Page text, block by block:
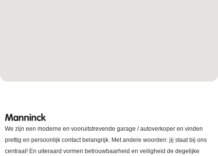
Manninck
We zijn een moderne en vooruitstrevende garage / autoverkoper en vinden
prettig en persoonlijk contact belangrijk. Met andere woorden: jij staat bij ons
centraal! En uiteraard vormen betrouwbaarheid en veiligheid de degelijke